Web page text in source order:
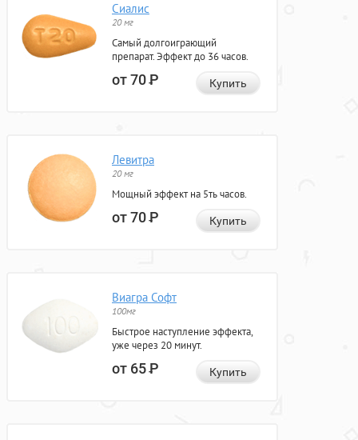
Сиалис
20 мг
Самый долгоиграющий
препарат. Эффект до 36 часов.
от 70Р Купить
Левитра
20 мг
Мощный эффект на 5ть часов.
от 70Р Купить
Виагра Софт
100мг
Быстрое наступление эффекта,
уже через 20 минут.
от 65Р Купить